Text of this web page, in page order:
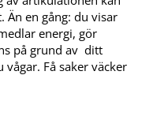
Än en gång: du visar
energi, gör
på grund av ditt
Få saker väcker